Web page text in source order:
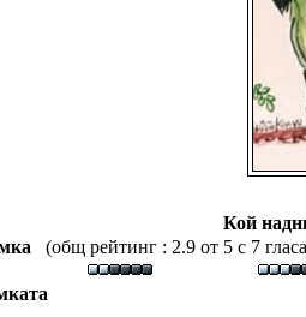
Кой
(общ рейтинг : 2.9 от 5 с 7